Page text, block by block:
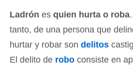
Ladrón es quien hurta o roba
tanto, de una persona que
hurtar y robar son delitos
El delito de robo consiste en